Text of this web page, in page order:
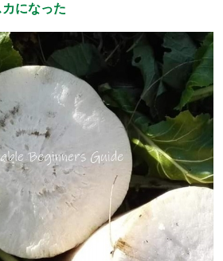
になった